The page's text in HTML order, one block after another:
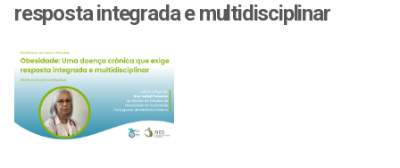
resposta integrada e multidisciplinar